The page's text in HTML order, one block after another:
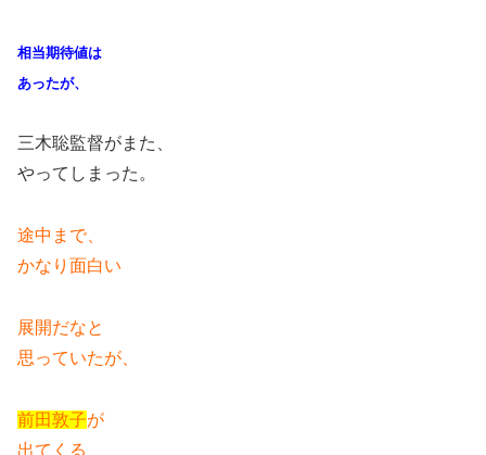
相当期待値は
あったが、
三木聡監督がまた、
やってしまった。
途中まで、
かなり面白い
展開だなと
思っていたが、
前田敦子が
出てくる